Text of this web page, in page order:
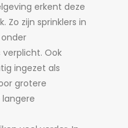
erkent deze
Zo zijn sprinklers in
Ook
ingezet als
grotere